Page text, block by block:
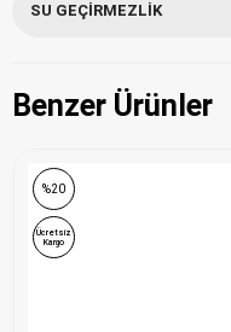
SU GEÇIRMEZLIK
Benzer Ürünler
%20
Ücretsiz
Kargo